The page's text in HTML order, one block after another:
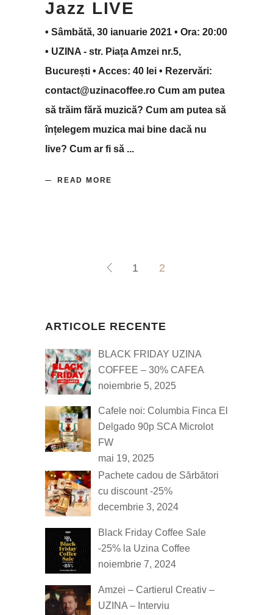
Jazz LIVE
• Sâmbătă, 30 ianuarie 2021 • Ora: 20:00
• UZINA - str. Piața Amzei nr.5,
București • Acces: 40 lei • Rezervări:
contact@uzinacoffee.ro Cum am putea
să trăim fără muzică? Cum am putea să
înțelegem muzica mai bine dacă nu
live? Cum ar fi să
READ MORE
1 2
ARTICOLE RECENTE
BLACK FRIDAY UZINA
COFFEE – 30% CAFEA
noiembrie 5, 2025
Cafele noi: Columbia Finca El
Delgado 90p SCA Microlot
FW
mai 19, 2025
Pachete cadou de Sărbători
cu discount -25%
decembrie 3, 2024
Black Friday Coffee Sale
-25% la Uzina Coffee
noiembrie 7, 2024
Amzei – Cartierul Creativ –
UZINA – Interviu